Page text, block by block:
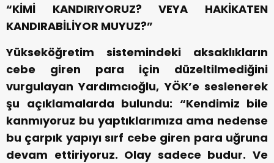
“KİMİ KANDIRIYORUZ? VEYA HAKİKATEN
KANDIRABİLİYOR MUYUZ?”
Yükseköğretim sistemindeki aksaklıkların
cebe giren para için düzeltilmediğini
vurgulayan Yardımcıoğlu, YÖK’e seslenerek
şu açıklamalarda bulundu: “Kendimiz bile
kanmıyoruz bu yaptıklarımıza ama nedense
bu çarpık yapıyı sırf cebe giren para uğruna
devam ettiriyoruz. Olay sadece budur. Ve